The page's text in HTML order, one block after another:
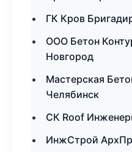
ГК Кров
ООО Бетон
Новгород
Мастерская
Челябинск
СК Roof
ИнжСтрой